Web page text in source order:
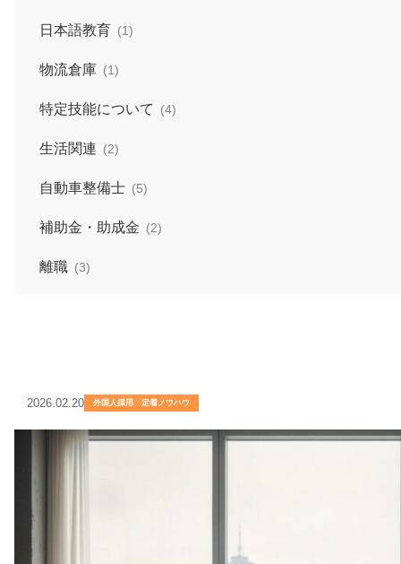
日本語教育 (1)
物流倉庫 (1)
特定技能について (4)
生活関連 (2)
自動車整備士 (5)
補助金・助成金 (2)
離職 (3)
2026.02.20 外国人採用・定着ノウハウ